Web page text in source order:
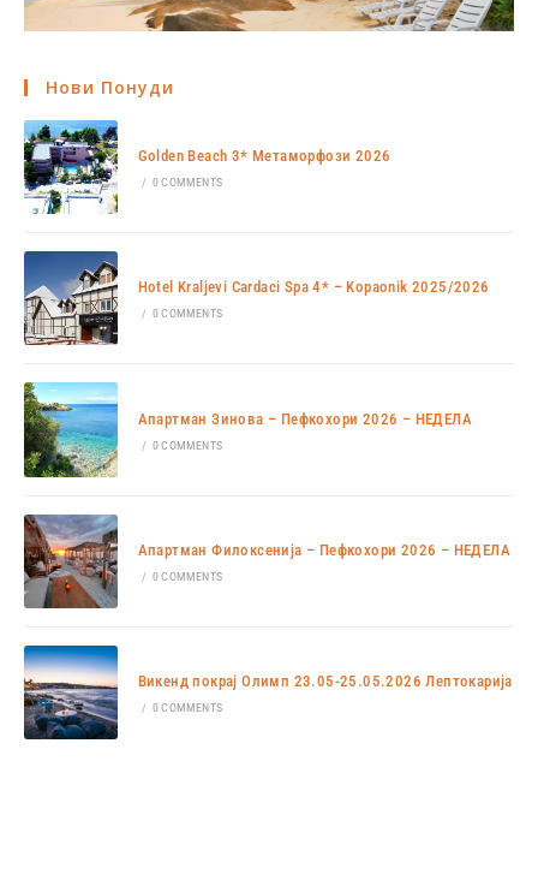
Нови Понуди
Golden Beach 3* Метаморфози 2026
/ 0 COMMENTS
Hotel Kraljevi Cardaci Spa 4* – Kopaonik 2025/2026
/ 0 COMMENTS
Апартман Зинова – Пефкохори 2026 – НЕДЕЛА
/ 0 COMMENTS
Апартман Филоксенија – Пефкохори 2026 – НЕДЕЛА
/ 0 COMMENTS
Викенд покрај Олимп 23.05-25.05.2026 Лептокарија
/ 0 COMMENTS